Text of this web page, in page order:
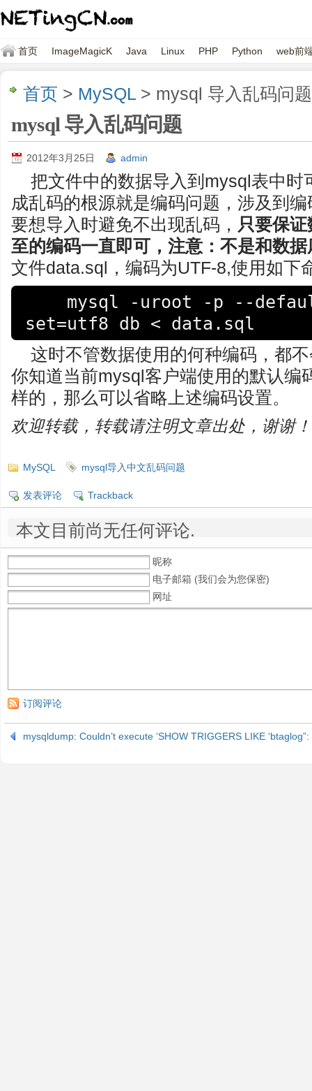
首页 ImageMagicK Java Linux PHP Python web前
首页 > MySQL > mysql 导入乱码问题
mysql 导入乱码问题
2012年3月25日 admin
把文件中的数据导入到mysql表中时
成乱码的根源就是编码问题，涉及到
要想导入时避免不出现乱码， 只要保
至的编码一直即可，注意：不是和数
文件data.sql，编码为UTF-8,使用如下
set=utf8 db < data.sql
这时不管数据使用的何种编码，都
你知道当前mysql客户端使用的默认编
样的，那么可以省略上述编码设置。
欢迎转载，转载请注明文章出处，谢谢！
MySQL mysql导入中文乱码问题
发表评论 Trackback
本文目前尚无任何评论.
昵称
电子邮箱 (我们会为您保密)
网址
订阅评论
mysqldump: Couldn’t execute ‘SHOW TRIGGERS LIKE